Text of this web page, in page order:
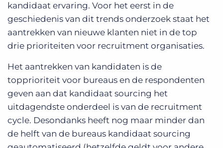
kandidaat ervaring. Voor het eerst in de
geschiedenis van dit trends onderzoek staat het
aantrekken van nieuwe klanten niet in de top
drie prioriteiten voor recruitment organisaties.
Het aantrekken van kandidaten is de
topprioriteit voor bureaus en de respondenten
geven aan dat kandidaat sourcing het
uitdagendste onderdeel is van de recruitment
cycle. Desondanks heeft nog maar minder dan
de helft van de bureaus kandidaat sourcing